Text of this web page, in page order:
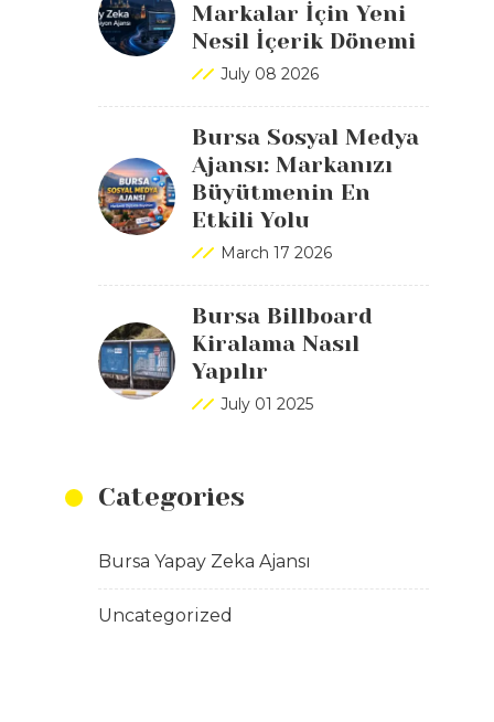
Markalar İçin Yeni
Nesil İçerik Dönemi
July 08 2026
Bursa Sosyal Medya
Ajansı: Markanızı
Büyütmenin En
Etkili Yolu
March 17 2026
Bursa Billboard
Kiralama Nasıl
Yapılır
July 01 2025
Categories
Bursa Yapay Zeka Ajansı
Uncategorized